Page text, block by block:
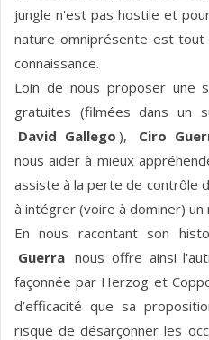
jungle n'est pas hostile et
nature omniprésente est
connaissance.
Loin de nous proposer une
gratuites (filmées dans un
David Gallego ), Ciro
nous aider à mieux
assiste à la perte de contrôle
à intégrer (voire à dominer) un
En nous racontant son
Guerra nous offre ainsi
façonnée par Herzog et
d’efficacité que sa
risque de désarçonner les